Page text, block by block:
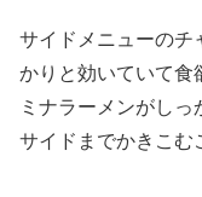
サイドメニューのチ
かりと効いていて食
ミナラーメンがし
サイドまでかきこむ